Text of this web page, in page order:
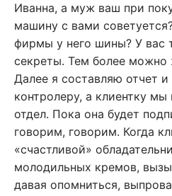
Иванна, а муж ваш при
машину с вами
фирмы у него шины? У вас
секреты. Тем более можно
Далее я составляю отчет
контролеру, а клиентку
отдел. Пока она будет
говорим, говорим. Когда
«счастливой»
молодильных кремов,
давая опомниться,